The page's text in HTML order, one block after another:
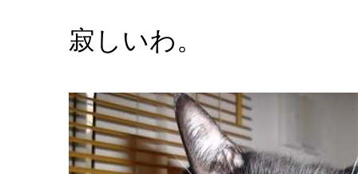
寂しいわ。